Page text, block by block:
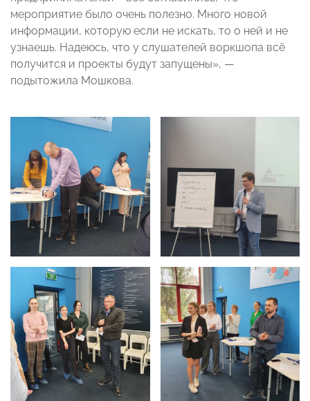
мероприятие было очень полезно. Много новой
информации, которую если не искать, то о ней и не
узнаешь. Надеюсь, что у слушателей воркшопа всё
получится и проекты будут запущены», —
подытожила Мошкова.